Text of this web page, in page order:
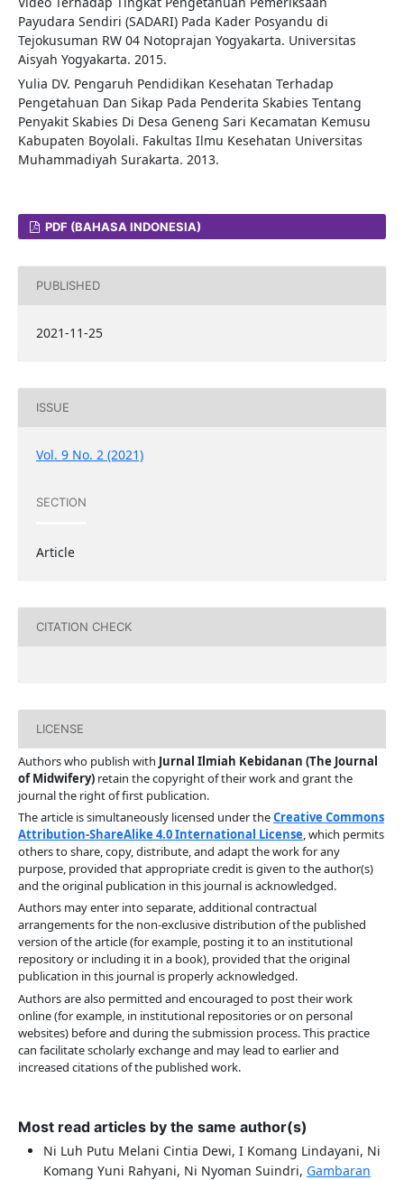
Payudara Sendiri (SADARI) Pada Kader Posyandu di
Tejokusuman RW 04 Notoprajan Yogyakarta. Universitas
Aisyah Yogyakarta. 2015.
Yulia DV. Pengaruh Pendidikan Kesehatan Terhadap
Pengetahuan Dan Sikap Pada Penderita Skabies Tentang
Penyakit Skabies Di Desa Geneng Sari Kecamatan Kemusu
Kabupaten Boyolali. Fakultas Ilmu Kesehatan Universitas
Muhammadiyah Surakarta. 2013.
PDF (BAHASA INDONESIA)
PUBLISHED
2021-11-25
ISSUE
Vol. 9 No. 2 (2021)
SECTION
Article
CITATION CHECK
LICENSE
Authors who publish with Jurnal Ilmiah Kebidanan (The Journal
of Midwifery)retain the copyright of their work and grant the
journal the right of first publication.
The article is simultaneously licensed under theCreative Commons
Attribution-ShareAlike 4.0 International License, which permits
others to share, copy, distribute, and adapt the work for any
purpose, provided that appropriate credit is given to the author(s)
and the original publication in this journal is acknowledged.
Authors may enter into separate, additional contractual
arrangements for the non-exclusive distribution of the published
version of the article (for example, posting it to an institutional
repository or including it in a book), provided that the original
publication in this journal is properly acknowledged.
Authors are also permitted and encouraged to post their work
online (for example, in institutional repositories or on personal
websites) before and during the submission process. This practice
can facilitate scholarly exchange and may lead to earlier and
increased citations of the published work.
Most read articles by the same author(s)
Ni Luh Putu Melani Cintia Dewi, I Komang Lindayani, Ni
Komang Yuni Rahyani, Ni Nyoman Suindri, Gambaran